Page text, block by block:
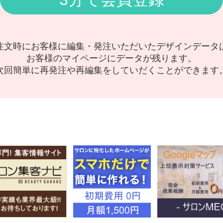
文時にお客様に編集・発注いただいたデザインデータ
お客様のマイページにデータが残ります。
回簡単に再発注や再編集をしていだくことができます